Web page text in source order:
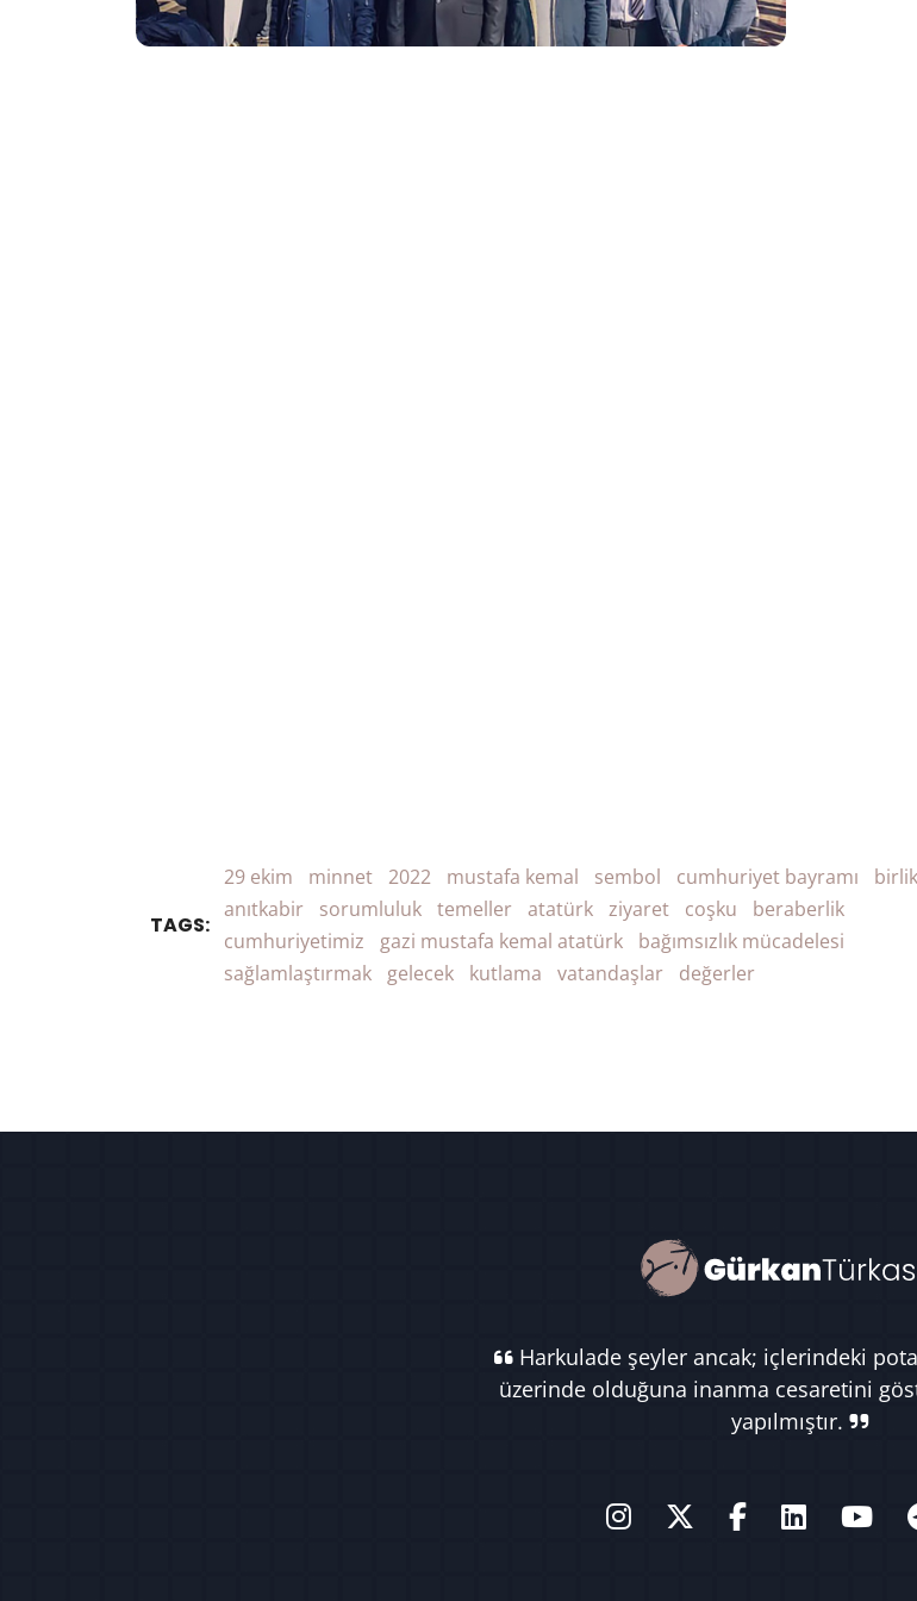
TAGS:
29 ekim minnet 2022 mustafa kemal sembol cumhuriyet bayramı
birlik
anıtkabir
sorumluluk temeller atatürk ziyaret coşku
beraberlik
cumhuriyetimiz
gazi mustafa kemal atatürk
bağımsızlık mücadelesi
sağlamlaştırmak
gelecek kutlama vatandaşlar değerler
Harkulade şeyler ancak; içlerindeki
üzerinde olduğuna inanma cesaretini
yapılmıştır.